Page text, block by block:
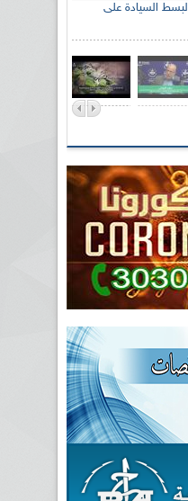
الإذاعة الجزائرية تحي الذكرى 59 لبسط السيادة على